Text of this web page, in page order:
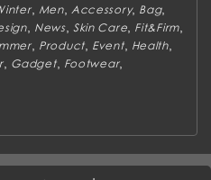
, Men, Accessory, Bag,
, News, Skin Care Fit&Firm
, Product, Event, Health,
Gadget, Footwear,